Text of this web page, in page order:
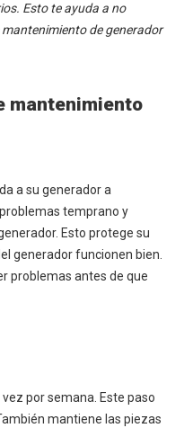
Esto te ayuda a no
de generador
mantenimiento
a su generador a
temprano y
Esto protege su
generador funcionen bien.
problemas antes de que
por semana. Este paso
mantiene las piezas